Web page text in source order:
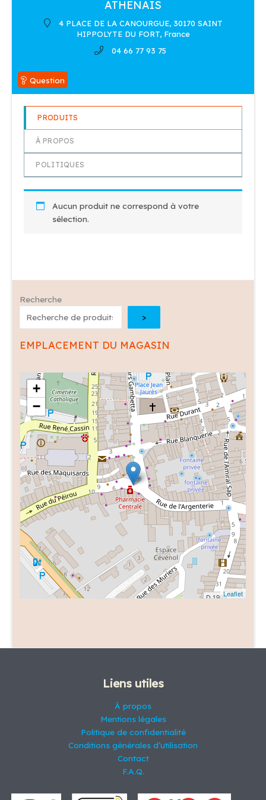
ATHENAIS
4 PLACE DE LA CANOURGUE, 30170 SAINT
HIPPOLYTE DU FORT, France
04 66 77 93 75
Question
PRODUITS
À PROPOS
POLITIQUES
Aucun produit ne correspond à votre
sélection.
Recherche
>
EMPLACEMENT DU MAGASIN
+
−
Leaflet
Liens utiles
À propos
Mentions légales
Politique de confidentialité
Conditions générales d’utilisation
Contact
F.A.Q.